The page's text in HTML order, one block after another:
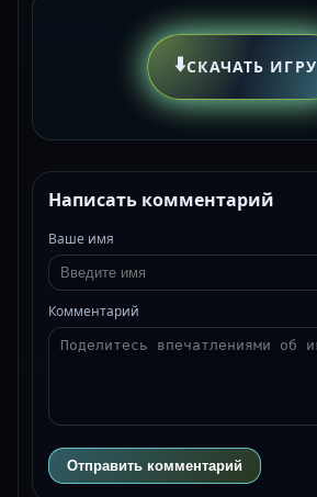
⬇️СКАЧАТЬ ИГРУ
Написать комментарий
Ваше имя
Комментарий
Отправить комментарий